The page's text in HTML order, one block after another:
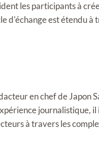
les participants à
d'échange est étendu à
en chef de Japon
journalistique,
à travers les